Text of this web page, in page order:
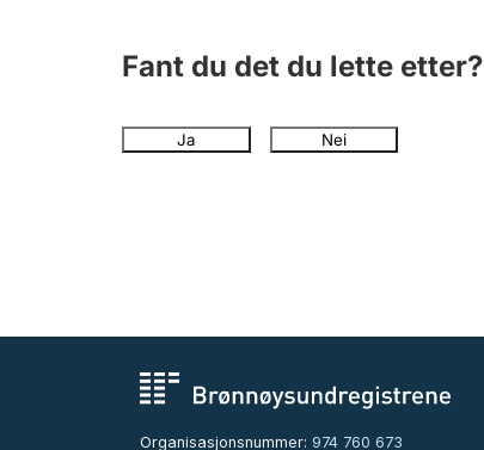
Fant du det du lette etter?
Ja Nei
Organisasjonsnummer: 974 760 673